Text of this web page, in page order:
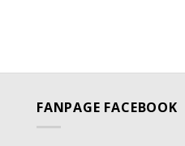
FANPAGE FACEBOOK